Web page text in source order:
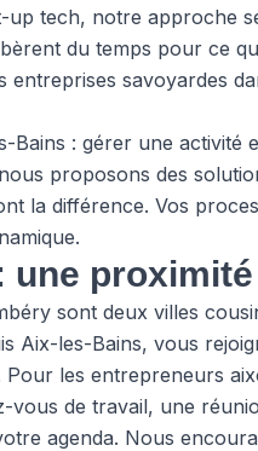
up tech, notre approche
du temps pour ce
savoyardes
Bains : gérer une activité
proposons des
la différence. Vos
une
sont deux villes
Aix-les-Bains, vous
les entrepreneurs
vous de travail, une
agenda. Nous